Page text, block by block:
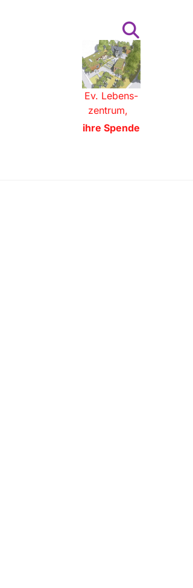
Ev. Lebens-
zentrum,
ihre Spende